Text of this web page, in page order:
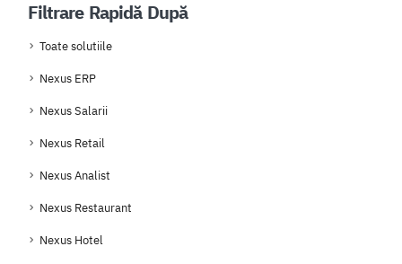
Filtrare Rapidă După
Toate solutiile
Nexus ERP
Nexus Salarii
Nexus Retail
Nexus Analist
Nexus Restaurant
Nexus Hotel